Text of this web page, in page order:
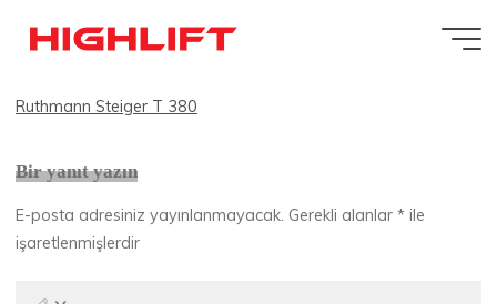
Ruthmann Steiger T 380
Ruthmann Steiger T 380
Bir yanıt yazın
E-posta adresiniz yayınlanmayacak. Gerekli alanlar* ile
işaretlenmişlerdir